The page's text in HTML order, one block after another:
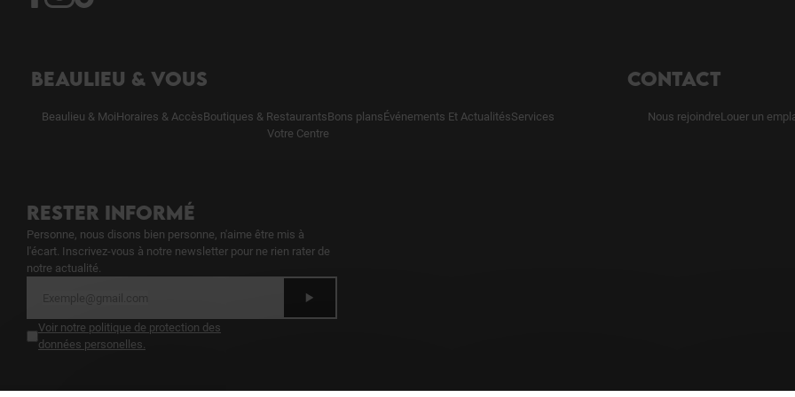
BEAULIEU & VOUS
Beaulieu & MoiHoraires & AccèsBoutiques & RestaurantsBons plansÉvénements Et ActualitésServices
Votre Centre
CONTACT
Nous rejoindreLouer un
RESTER INFORMÉ
Personne, nous disons bien personne, n'aime être mis à
l'écart. Inscrivez-vous à notre newsletter pour ne rien rater de
notre actualité.
Voir notre politique de protection des
données personelles.